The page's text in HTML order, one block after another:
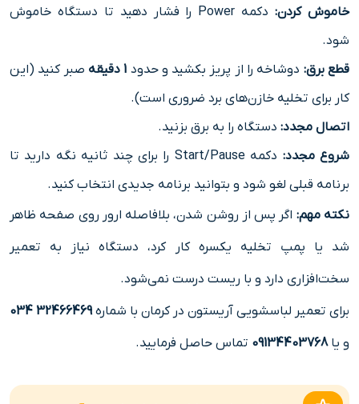
خاموش کردن:
دکمه Power را فشار دهید تا دستگاه خاموش
شود.
قطع برق: دوشاخه را از پریز بکشید و حدود 1 دقیقه
صبر کنید (این
کار برای تخلیه خازن‌های برد ضروری است).
اتصال مجدد: دستگاه را به برق بزنید.
شروع مجدد:
دکمه Start/Pause را برای چند ثانیه نگه دارید تا
برنامه قبلی لغو شود و بتوانید برنامه جدیدی انتخاب کنید.
نکته مهم: اگر پس از روشن شدن، بلافاصله ارور روی صفحه ظاهر
شد یا پمپ تخلیه یکسره کار کرد، دستگاه نیاز به تعمیر
سخت‌افزاری دارد و با ریست درست نمی‌شود.
برای تعمیر لباسشویی آریستون در کرمان با شماره32466469 034
و یا09134403768 تماس حاصل فرمایید.